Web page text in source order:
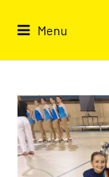
Menu